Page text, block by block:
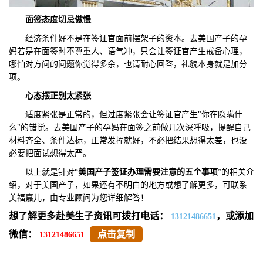
面签态度切忌傲慢
经济条件好不是在签证官面前摆架子的资本。去美国产子的孕
妈若是在面签时不尊重人、语气冲，只会让签证官产生戒备心理，
哪怕对方问的问题你觉得多余，也请耐心回答，礼貌本身就是加分
项。
心态摆正别太紧张
适度紧张是正常的，但过度紧张会让签证官产生"你在隐瞒什
么"的错觉。去美国产子的孕妈在面签之前做几次深呼吸，提醒自己
材料齐全、条件达标，正常发挥就好，不必把结果想得太差，也没
必要把面试想得太严。
以上就是针对“美国产子签证办理需要注意的五个事项”的相关介
绍，对于美国产子，如果还有不明白的地方或想了解更多，可联系
美福嘉儿，由专业顾问为您详细解答！
想了解更多赴美生子资讯可拨打电话： 13121486651 ，或添加
微信：
13121486651 点击复制